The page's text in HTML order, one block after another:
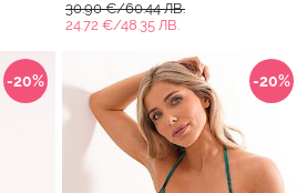
30.90 €/60.44 ЛВ.
24.72 €/48.35 ЛВ.
-20% -20%